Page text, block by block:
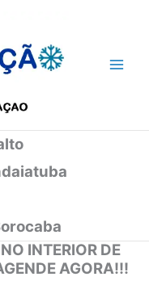
INTERIOR DE
AGORA!!!